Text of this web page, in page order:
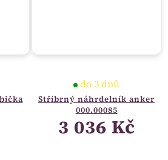
Stříbrný náhrdelník anker
000.00085
do 3 dnů
3 036 Kč